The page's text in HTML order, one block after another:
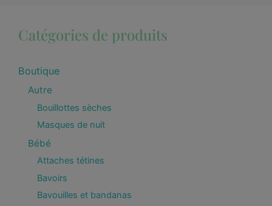
Catégories de produits
Boutique
Autre
Bouillottes sèches
Masques de nuit
Bébé
Attaches tétines
Bavoirs
Bavouilles et bandanas